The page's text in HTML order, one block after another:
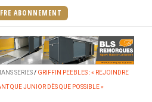
ABONNEMENT
SERIES GRIFFIN PEEBLES : « REJOINDRE
QUE JUNIOR DÈS QUE POSSIBLE »